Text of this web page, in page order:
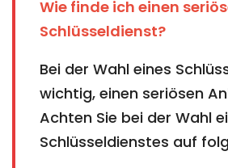
Wie finde ich einen
Schlüsseldienst?
Bei der Wahl eines
wichtig, einen seriösen
Achten Sie bei der Wahl
Schlüsseldienstes auf